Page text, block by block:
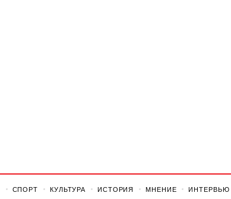
СПОРТ КУЛЬТУРА ИСТОРИЯ МНЕНИЕ ИНТЕРВЬЮ